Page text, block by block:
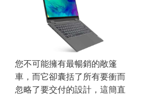
您不可能擁有最暢銷的敞篷
車，而它卻囊括了所有要衝而
忽略了要交付的設計，這簡直